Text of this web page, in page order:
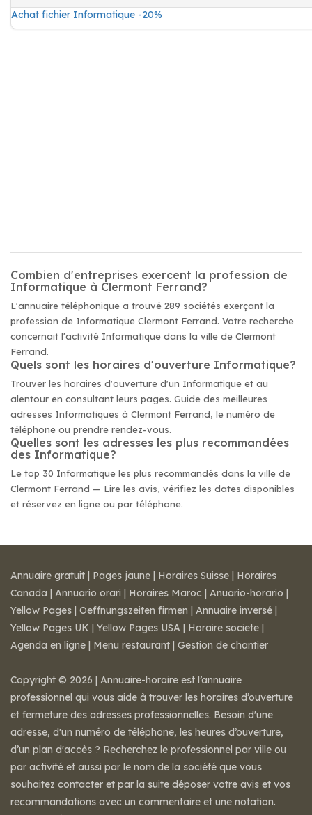
Achat fichier Informatique -20%
Combien d'entreprises exercent la profession de
Informatique à Clermont Ferrand?
L'annuaire téléphonique a trouvé 289 sociétés exerçant la
profession de Informatique Clermont Ferrand. Votre recherche
concernait l'activité Informatique dans la ville de Clermont
Ferrand.
Quels sont les horaires d'ouverture Informatique?
Trouver les horaires d'ouverture d'un Informatique et au
alentour en consultant leurs pages. Guide des meilleures
adresses Informatiques à Clermont Ferrand, le numéro de
téléphone ou prendre rendez-vous.
Quelles sont les adresses les plus recommandées
des Informatique?
Le top 30 Informatique les plus recommandés dans la ville de
Clermont Ferrand — Lire les avis, vérifiez les dates disponibles
et réservez en ligne ou par téléphone.
Annuaire gratuit | Pages jaune | Horaires Suisse | Horaires
Canada | Annuario orari | Horaires Maroc | Anuario-horario |
Yellow Pages | Oeffnungszeiten firmen | Annuaire inversé |
Yellow Pages UK | Yellow Pages USA | Horaire societe |
Agenda en ligne | Menu restaurant | Gestion de chantier
Copyright © 2026 | Annuaire-horaire est l’annuaire
professionnel qui vous aide à trouver les horaires d’ouverture
et fermeture des adresses professionnelles. Besoin d'une
adresse, d'un numéro de téléphone, les heures d’ouverture,
d’un plan d'accès ? Recherchez le professionnel par ville ou
par activité et aussi par le nom de la société que vous
souhaitez contacter et par la suite déposer votre avis et vos
recommandations avec un commentaire et une notation.